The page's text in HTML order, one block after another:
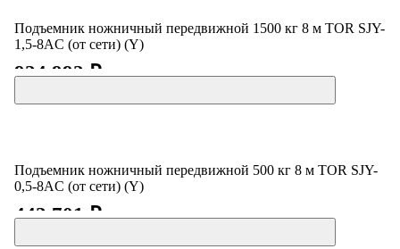
Подъемник ножничный передвижной 1500 кг 8 м TOR SJY-
1,5-8AC (от сети) (Y)
924 992 ₽
Подъемник ножничный передвижной 500 кг 8 м TOR SJY-
0,5-8AC (от сети) (Y)
442 701 ₽